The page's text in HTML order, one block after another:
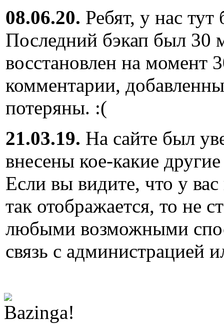
08.06.20. Ребят, у нас
Последний бэкап был 30
восстановлен на
комментарии,
потеряны. :(
21.03.19. На сайте был
внесены кое-какие
Если вы видите, что у
так отображается, то не
любыми возможными
связь с администрацией